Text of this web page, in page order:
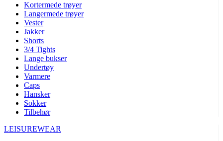
Kortermede trøyer
Langermede trøyer
Vester
Jakker
Shorts
3/4 Tights
Lange bukser
Undertøy
Varmere
Caps
Hansker
Sokker
Tilbehør
LEISUREWEAR